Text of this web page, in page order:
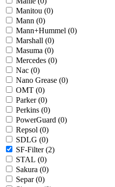
Manitou (0)
Mann (0)
Mann+Hummel (0)
Marshall (0)
Masuma (0)
Mercedes (0)
Nac (0)
Nano Grease (0)
OMT (0)
Parker (0)
Perkins (0)
PowerGuard (0)
Repsol (0)
SDLG (0)
SF-Filter (2)
STAL (0)
Sakura (0)
Separ (0)